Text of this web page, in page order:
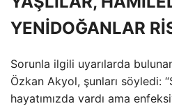
YENİDOĞANLAR
Sorunla ilgili uyarılarda
Özkan Akyol, şunları söyledi:
hayatımızda vardı ama